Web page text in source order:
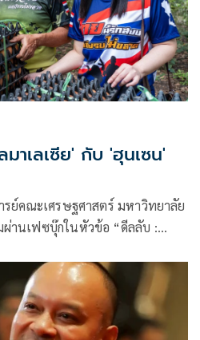
าเลเซีย' กับ 'ฮุนเซน'
ย์คณะเศรษฐศาสตร์ มหาวิทยาลัย
านเฟซบุ๊กในหัวข้อ “ดีลลับ :